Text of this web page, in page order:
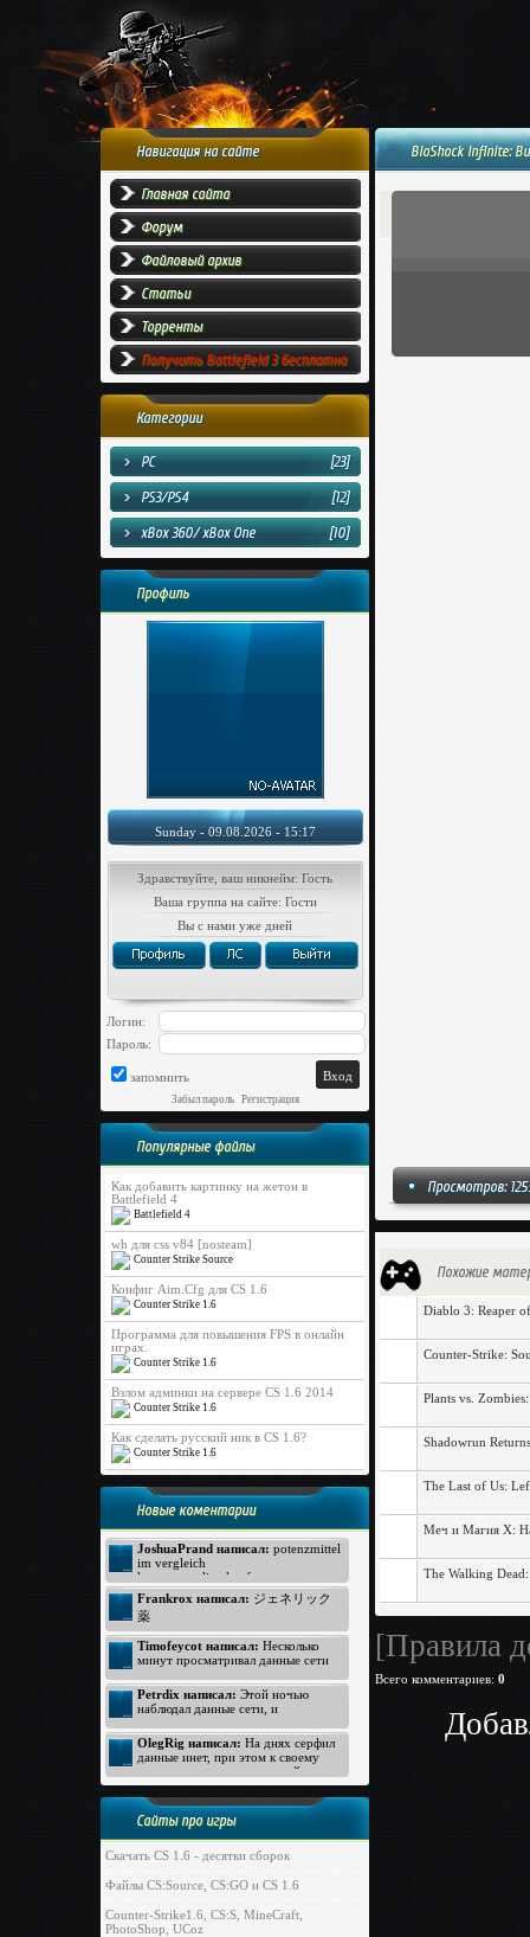
Навигация на сайте
Главная сайта
Форум
Файловый архив
Статьи
Торренты
Получить Battlefield 3 бесплатно
Категории
PC
[23]
PS3/PS4
[12]
xBox 360/ xBox One
[10]
Профиль
Sunday - 09.08.2026 - 15:17
Здравствуйте, ваш никнейм: Гость
Ваша группа на сайте: Гости
Вы с нами уже дней
Логин:
Пароль:
запомнить
Забыл пароль| Регистрация
Популярные файлы
Как добавить картинку на жетон в
Battlefield 4
Battlefield 4
wh для css v84 [nosteam]
Counter Strike Source
Конфиг Aim.Cfg для CS 1.6
Counter Strike 1.6
Программа для повышения FPS в онлайн
играх.
Counter Strike 1.6
Взлом админки на сервере CS 1.6 2014
Counter Strike 1.6
Как сделать русский ник в CS 1.6?
Counter Strike 1.6
Новые коментарии
JoshuaPrand написал: potenzmittel
im vergleich
kamagra online kaufen
Viagra Generica ohne Rezept
https://www.rezeptfrei-viagra.com -
pde hemmer
generika apotheke
Kamagra ohne Rezept
Frankrox написал: ジェネリック
薬
ジェネリック バイアグラ
バイアグラ 価格
http://www.kokun.net/offers/orlistat -
オルリスタット
ジェネリック
ジェネリック
Timofeycot написал: Несколько
минут просматривал данные сети
удивлению открыл прелестный
вебсайт. Посмотрите: http://lmp-
174.biz - лмп174 . Для меня
данный вебсайт произвел хорошее
впечатление. Всем пока!
Petrdix написал: Этой ночью
наблюдал данные сети, и
обнаружил прекрасный вебсайт.
Вот ссылка: https://vitalya-
bro.com.ru/ - vitalya bro com в
обход блокировки . Для нас
хорошее впечатление. Всем пока!
OlegRig написал: На днях серфил
данные инет, при этом к своему
удивлению увидел отличный
ресурс. Я про него: http://siti-
klad.biz/ - sitiklad biz . Для меня
этот вебсайт произвел
незабываемое впечатление.
Успехов всем!
Сайты про игры
Скачать CS 1.6 - десятки сборок
Файлы CS:Source, CS:GO и CS 1.6
Counter-Strike1.6, CS:S, MineCraft,
PhotoShop, UCoz
BioShock Infinite:
Просмотров:
Похожие
Diablo 3: Reaper
Counter-Strike:
Plants vs.
Shadowrun
The Last of Us:
Меч и Магия X:
The Walking
[Правила
Всего комментариев: 0